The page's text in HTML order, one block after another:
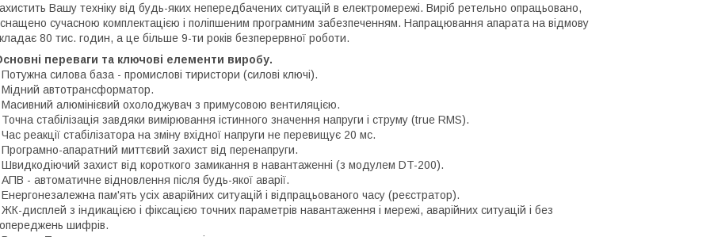
Вашу техніку від будь-яких непередбачених ситуацій в електромережі. Виріб ретельно опрацьовано,
сучасною комплектацією і поліпшеним програмним забезпеченням. Напрацювання апарата на відмову
80 тис. годин, а це більше 9-ти років безперервної роботи.
переваги та ключові елементи виробу.
Потужна силова база - промислові тиристори (силові ключі).
Мідний автотрансформатор.
Масивний алюмінієвий охолоджувач з примусовою вентиляцією.
Точна стабілізація завдяки вимірювання істинного значення напруги і струму (true RMS).
Час реакції стабілізатора на зміну вхідної напруги не перевищує 20 мс.
Програмно-апаратний миттєвий захист від перенапруги.
Швидкодіючий захист від короткого замикання в навантаженні (з модулем DT-200).
АПВ - автоматичне відновлення після будь-якої аварії.
Енергонезалежна пам'ять усіх аварійних ситуацій і відпрацьованого часу (реєстратор).
ЖК-дисплей з індикацією і фіксацією точних параметрів навантаження і мережі, аварійних ситуацій і без
шифрів.